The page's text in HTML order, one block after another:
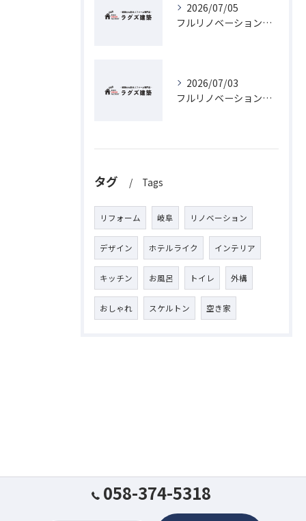
2026/07/05
フルリノベーションを岐阜県岐阜市で実現するための費用と相場徹底ガイド
2026/07/03
フルリノベーションで岐阜県の古民家が蘇るヴィンテージリノベーション実践ガイド
タグ Tags
リフォーム 岐阜 リノベーション
デザイン ホテルライク インテリア
キッチン お風呂 トイレ 外構
おしゃれ スケルトン 空き家
058-374-5318